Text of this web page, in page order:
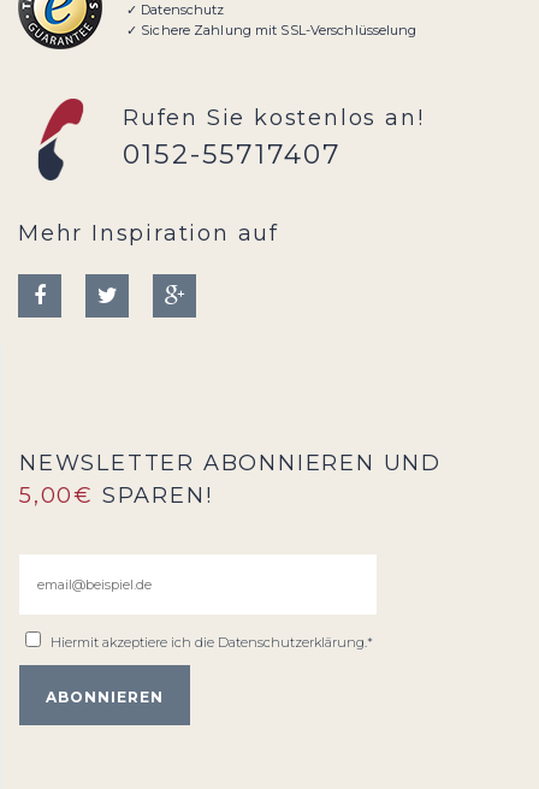
✓ Datenschutz
✓ Sichere Zahlung mit SSL-Verschlüsselung
Rufen Sie kostenlos an!
0152-55717407
Mehr Inspiration auf
NEWSLETTER ABONNIEREN UND
5,00€ SPAREN!
Hiermit akzeptiere ich die Datenschutzerklärung.*